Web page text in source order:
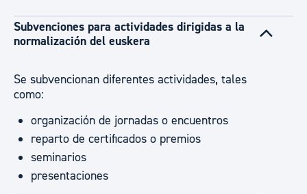
Subvenciones para actividades dirigidas a la
normalización del euskera
Se subvencionan diferentes actividades, tales
como:
organización de jornadas o encuentros
reparto de certificados o premios
seminarios
presentaciones